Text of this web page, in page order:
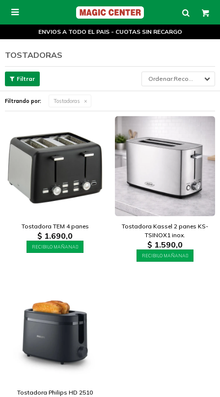

ENVIOS A TODO EL PAIS - CUOTAS SIN RECARGO
TOSTADORAS
Recomendados
Filtrando por: Tostadoras
Tostadora TEM 4 panes
$ 1.690,0
RECIBILO MAÑANA
Tostadora Kassel 2 panes KS-
TSINOX1 inox.
$ 1.590,0
RECIBILO MAÑANA
Tostadora Philips HD 2510